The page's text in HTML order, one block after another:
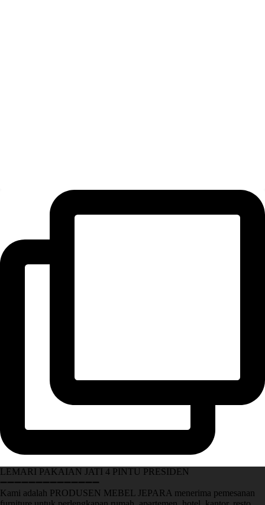
LEMARI PAKAIAN JATI 4 PINTU PRESIDEN
➖➖➖➖➖➖➖➖➖➖➖➖➖➖
Kami adalah PRODUSEN MEBEL JEPARA menerima pemesanan